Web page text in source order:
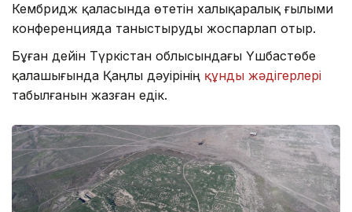
Кембридж қаласында өтетін халықаралық ғылыми
конференцияда таныстыруды жоспарлап отыр.
Бұған дейін Түркістан облысындағы Үшбастөбе
қалашығында Қаңлы дәуірінің құнды жәдігерлері
табылғанын жазған едік.